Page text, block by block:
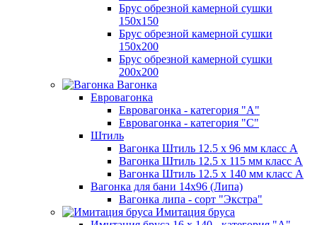
Брус обрезной камерной сушки
150х150
Брус обрезной камерной сушки
150х200
Брус обрезной камерной сушки
200х200
Вагонка
Евровагонка
Евровагонка - категория "А"
Евровагонка - категория "С"
Штиль
Вагонка Штиль 12.5 х 96 мм класс А
Вагонка Штиль 12.5 х 115 мм класс А
Вагонка Штиль 12.5 х 140 мм класс А
Вагонка для бани 14х96 (Липа)
Вагонка липа - сорт "Экстра"
Имитация бруса